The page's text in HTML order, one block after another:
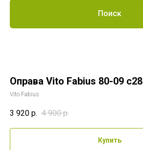
Поиск
Оправа Vito Fabius 80-09 c28
Vito Fabius
3 920 р. 4 900 р.
Купить